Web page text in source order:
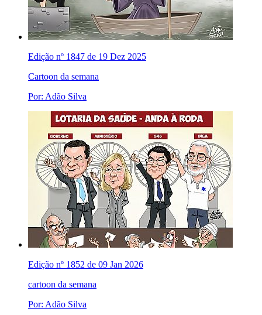
Edição nº 1847 de 19 Dez 2025
Cartoon da semana
Por: Adão Silva
Edição nº 1852 de 09 Jan 2026
cartoon da semana
Por: Adão Silva